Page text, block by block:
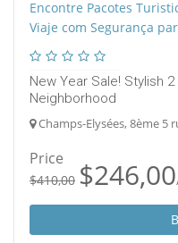
New Year Sale! Stylish
Neighborhood
Champs-Elysées, 8ème 5
Price
$410,00 $246,00